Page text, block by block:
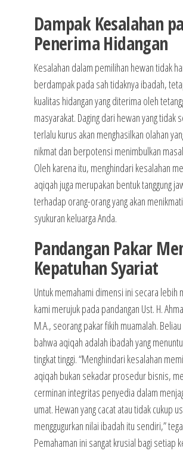
Dampak Kesalahan
Penerima Hidangan
Kesalahan dalam pemilihan hewan tidak
berdampak pada sah tidaknya ibadah,
kualitas hidangan yang diterima oleh
masyarakat. Daging dari hewan yang tidak
terlalu kurus akan menghasilkan olahan
nikmat dan berpotensi menimbulkan
Oleh karena itu, menghindari kesalahan
aqiqah juga merupakan bentuk tanggung
terhadap orang-orang yang akan
syukuran keluarga Anda.
Pandangan Pakar
Kepatuhan Syariat
Untuk memahami dimensi ini secara lebih
kami merujuk pada pandangan Ust. H.
M.A., seorang pakar fikih muamalah.
bahwa aqiqah adalah ibadah yang
tingkat tinggi. “Menghindari kesalahan
aqiqah bukan sekadar prosedur bisnis,
cerminan integritas penyedia dalam
umat. Hewan yang cacat atau tidak cukup
menggugurkan nilai ibadah itu sendiri,”
Pemahaman ini sangat krusial bagi setiap